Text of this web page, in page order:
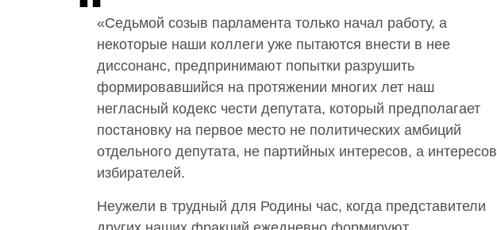
«Седьмой созыв парламента только начал работу, а
некоторые наши коллеги уже пытаются внести в нее
диссонанс, предпринимают попытки разрушить
формировавшийся на протяжении многих лет наш
негласный кодекс чести депутата, который предполагает
постановку на первое место не политических амбиций
отдельного депутата, не партийных интересов, а интересов
избирателей.
Неужели в трудный для Родины час, когда представители